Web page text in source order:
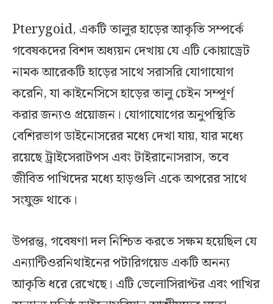
Pterygoid, একটি তালুর হাড়ের আকৃতি সম্পর্কে
গবেষকদের বিশদ অধ্যয়ন দেখায় যে এটি কোয়াড্রেট
নামক আরেকটি হাড়ের সাথে সরাসরি যোগাযোগ
করেনি, যা কাইনেসিসে হাড়ের তালু চেইন সম্পূর্ণ
করার জন্যও প্রয়োজন। যোগাযোগের অনুপস্থিতি
বেশিরভাগ ডাইনোসরের মধ্যে দেখা যায়, যার মধ্যে
রয়েছে ট্রাইসেরাটপস এবং টাইরানোসরাস, তবে
জীবিত পাখিদের মধ্যে হাড়গুলি একে অপরের সাথে
সংযুক্ত থাকে।
উপরন্তু, গবেষণা দল নিশ্চিত করতে সক্ষম হয়েছিল যে
এন্যান্টিওরনিথাইনের পটারিগয়েড একটি অনন্য
আকৃতি ধরে রেখেছে। এটি ভেলোসিরাপ্টর এবং পাখির